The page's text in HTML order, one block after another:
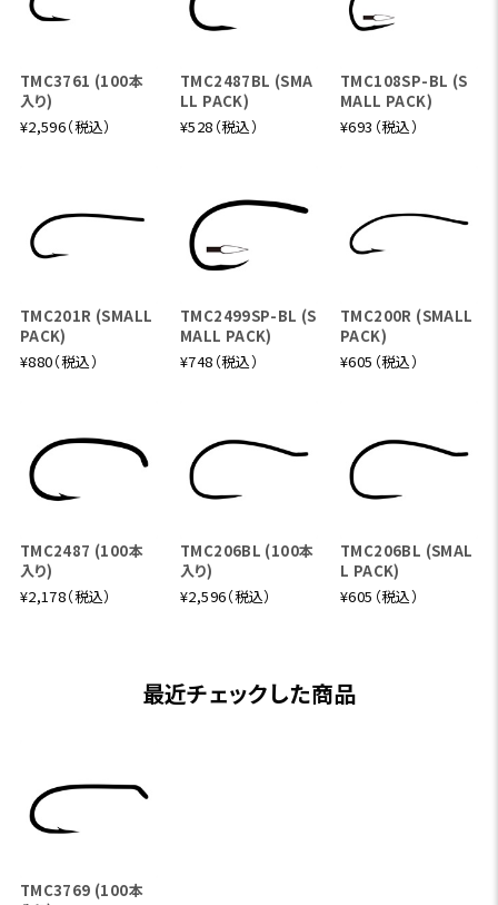
TMC3761 (100本
入り)
¥2,596（税込）
TMC2487BL (SMA
LL PACK)
¥528（税込）
TMC108SP-BL (S
MALL PACK)
¥693（税込）
TMC201R (SMALL
PACK)
¥880（税込）
TMC2499SP-BL (S
MALL PACK)
¥748（税込）
TMC200R (SMALL
PACK)
¥605（税込）
TMC2487 (100本
入り)
¥2,178（税込）
TMC206BL (100本
入り)
¥2,596（税込）
TMC206BL (SMAL
L PACK)
¥605（税込）
最近チェックした商品
TMC3769 (100本